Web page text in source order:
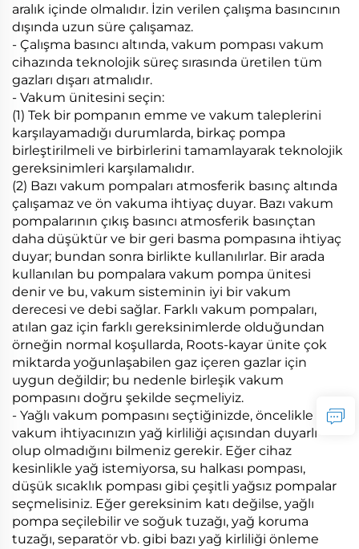
aralık içinde olmalıdır. İzin verilen çalışma basıncının
dışında uzun süre çalışamaz.
- Çalışma basıncı altında, vakum pompası vakum
cihazında teknolojik süreç sırasında üretilen tüm
gazları dışarı atmalıdır.
- Vakum ünitesini seçin:
(1) Tek bir pompanın emme ve vakum taleplerini
karşılayamadığı durumlarda, birkaç pompa
birleştirilmeli ve birbirlerini tamamlayarak teknolojik
gereksinimleri karşılamalıdır.
(2) Bazı vakum pompaları atmosferik basınç altında
çalışamaz ve ön vakuma ihtiyaç duyar. Bazı vakum
pompalarının çıkış basıncı atmosferik basınçtan
daha düşüktür ve bir geri basma pompasına ihtiyaç
duyar; bundan sonra birlikte kullanılırlar. Bir arada
kullanılan bu pompalara vakum pompa ünitesi
denir ve bu, vakum sisteminin iyi bir vakum
derecesi ve debi sağlar. Farklı vakum pompaları,
atılan gaz için farklı gereksinimlerde olduğundan
örneğin normal koşullarda, Roots-kayar ünite çok
miktarda yoğunlaşabilen gaz içeren gazlar için
uygun değildir; bu nedenle birleşik vakum
pompasını doğru şekilde seçmeliyiz.
- Yağlı vakum pompasını seçtiğinizde, öncelikle
vakum ihtiyacınızın yağ kirliliği açısından duyarlı
olup olmadığını bilmeniz gerekir. Eğer cihaz
kesinlikle yağ istemiyorsa, su halkası pompası,
düşük sıcaklık pompası gibi çeşitli yağsız pompalar
seçmelisiniz. Eğer gereksinim katı değilse, yağlı
pompa seçilebilir ve soğuk tuzağı, yağ koruma
tuzağı, separatör vb. gibi bazı yağ kirliliği önleme